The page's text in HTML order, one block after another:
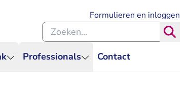
Professionals Contact
Formulieren en inloggen
Zoeken binnen de Rechtspraak